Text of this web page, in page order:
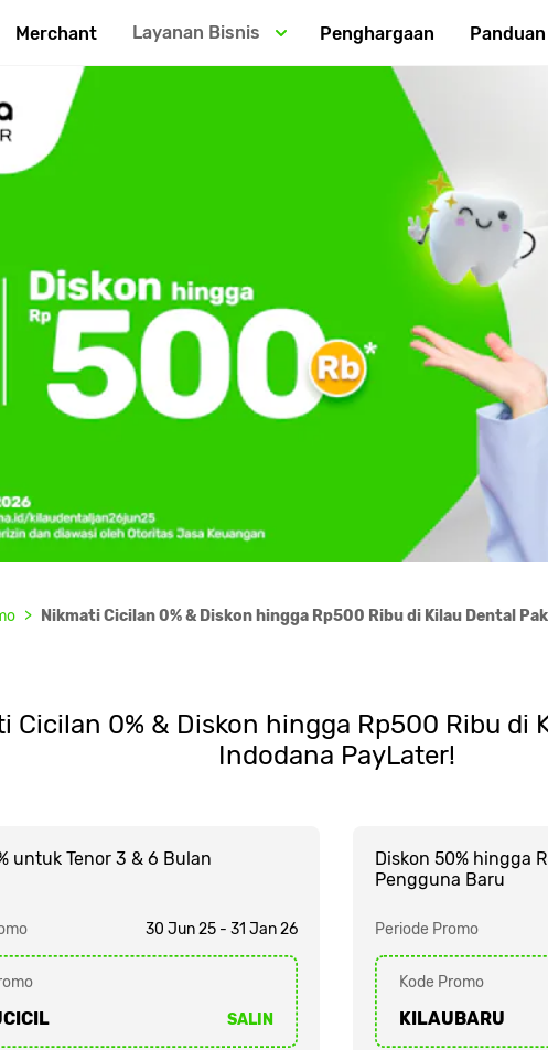
Merchant Layanan Bisnis Penghargaan
Nikmati Cicilan 0% & Diskon hingga Rp500 Ribu di Kilau Dental
Cicilan 0% & Diskon hingga Rp500 Ribu di
Indodana PayLater!
untuk Tenor 3 & 6 Bulan
30 Jun 25 - 31 Jan 26
SALIN
Diskon 50% hingga
Pengguna Baru
Periode Promo
Kode Promo
KILAUBARU